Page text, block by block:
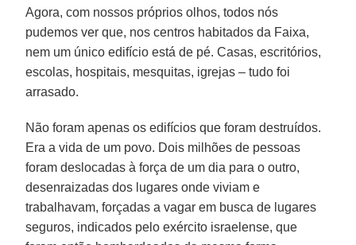
Agora, com nossos próprios olhos, todos nós
pudemos ver que, nos centros habitados da Faixa,
nem um único edifício está de pé. Casas, escritórios,
escolas, hospitais, mesquitas, igrejas – tudo foi
arrasado.
Não foram apenas os edifícios que foram destruídos.
Era a vida de um povo. Dois milhões de pessoas
foram deslocadas à força de um dia para o outro,
desenraizadas dos lugares onde viviam e
trabalhavam, forçadas a vagar em busca de lugares
seguros, indicados pelo exército israelense, que